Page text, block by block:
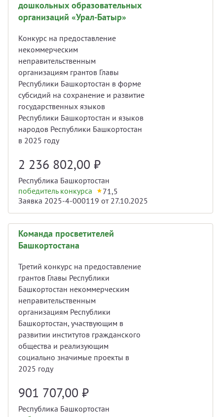
дошкольных образовательных
организаций «Урал-Батыр»
Конкурс на предоставление
некоммерческим
неправительственным
организациям грантов Главы
Республики Башкортостан в форме
субсидий на сохранение и развитие
государственных языков
Республики Башкортостан и языков
народов Республики Башкортостан
в 2025 году
2 236 802,00 ₽
Республика Башкортостан
победитель конкурса
71,5
Заявка 2025-4-000119 от 27.10.2025
Команда просветителей
Башкортостана
Третий конкурс на предоставление
грантов Главы Республики
Башкортостан некоммерческим
неправительственным
организациям Республики
Башкортостан, участвующим в
развитии институтов гражданского
общества и реализующим
социально значимые проекты в
2025 году
901 707,00 ₽
Республика Башкортостан